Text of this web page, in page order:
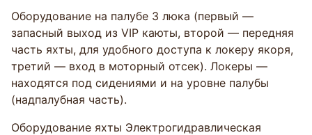
Оборудование на палубе 3 люка (первый —
запасный выход из VIP каюты, второй — передняя
часть яхты, для удобного доступа к локеру якоря,
третий — вход в моторный отсек). Локеры —
находятся под сидениями и на уровне палубы
(надпалубная часть).
Оборудование яхты Электрогидравлическая